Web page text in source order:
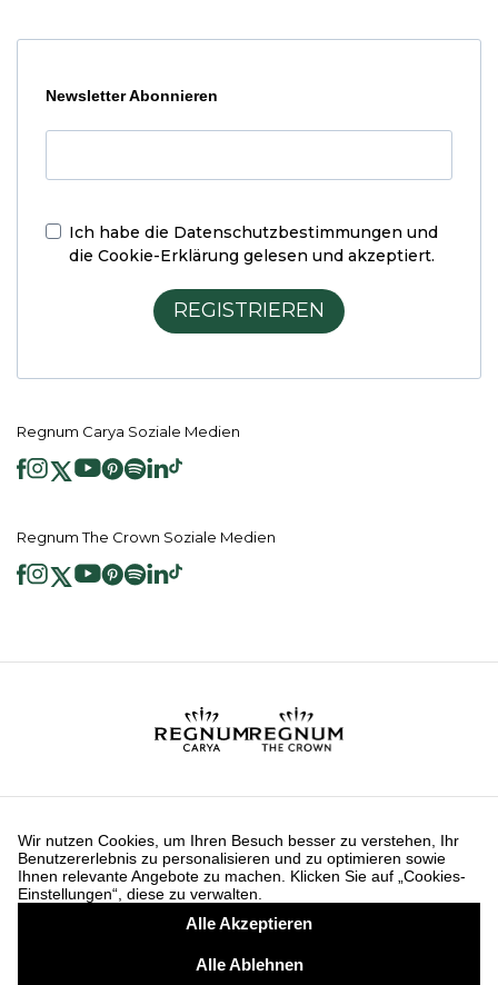
Newsletter Abonnieren
Ich habe die Datenschutzbestimmungen und
die Cookie-Erklärung gelesen und akzeptiert.
REGISTRIEREN
Regnum Carya Soziale Medien
Regnum The Crown Soziale Medien
2026 ® Regnum Hotels. Alle Rechte vorbehalten.
Cookie RichtlinieHauptseiteDienste der Informationsgesellschaft